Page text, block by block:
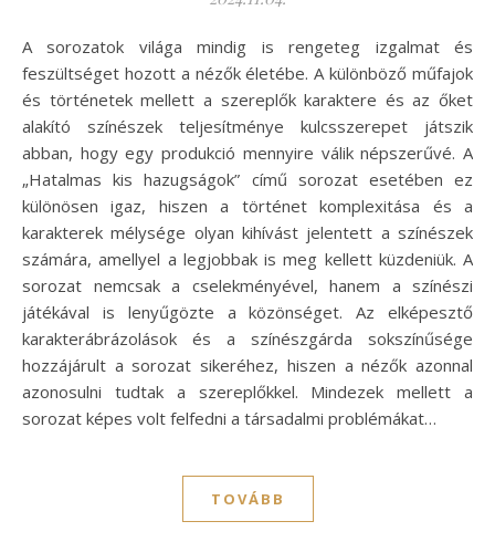
A sorozatok világa mindig is rengeteg izgalmat és
feszültséget hozott a nézők életébe. A különböző műfajok
és történetek mellett a szereplők karaktere és az őket
alakító színészek teljesítménye kulcsszerepet játszik
abban, hogy egy produkció mennyire válik népszerűvé. A
„Hatalmas kis hazugságok” című sorozat esetében ez
különösen igaz, hiszen a történet komplexitása és a
karakterek mélysége olyan kihívást jelentett a színészek
számára, amellyel a legjobbak is meg kellett küzdeniük. A
sorozat nemcsak a cselekményével, hanem a színészi
játékával is lenyűgözte a közönséget. Az elképesztő
karakterábrázolások és a színészgárda sokszínűsége
hozzájárult a sorozat sikeréhez, hiszen a nézők azonnal
azonosulni tudtak a szereplőkkel. Mindezek mellett a
sorozat képes volt felfedni a társadalmi problémákat…
TOVÁBB